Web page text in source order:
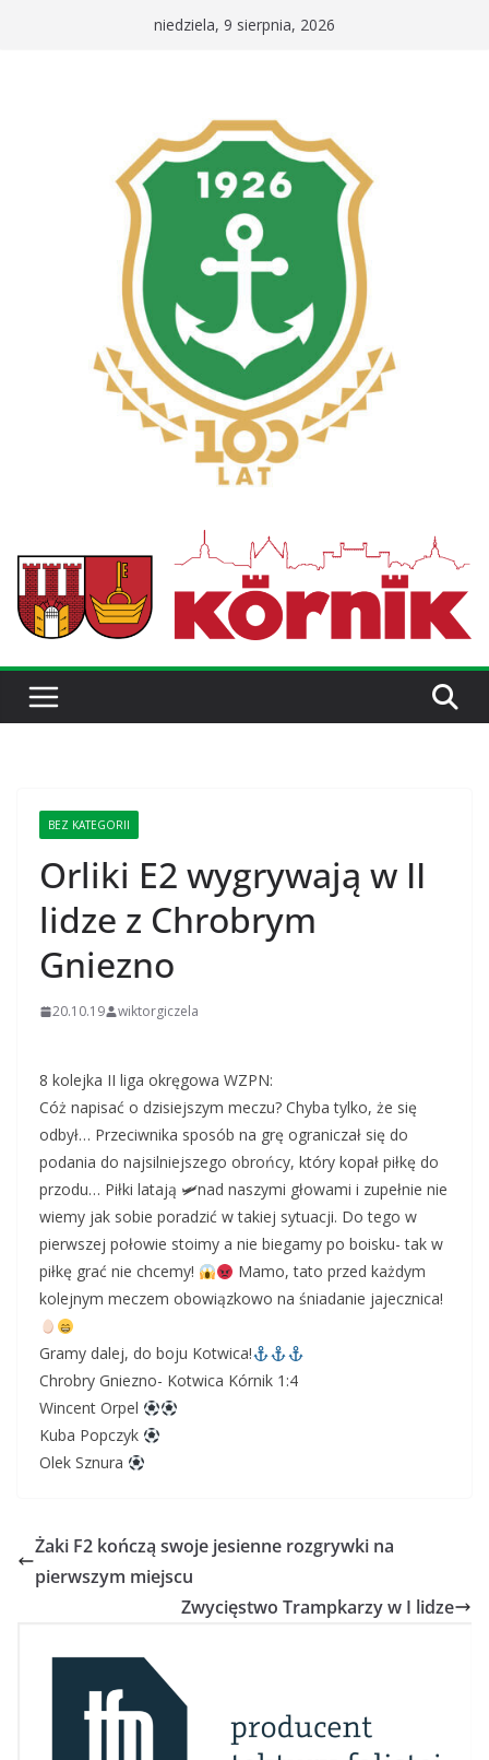
niedziela, 9 sierpnia, 2026
BEZ KATEGORII
Orliki E2 wygrywają w II
lidze z Chrobrym
Gniezno
20.10.19 wiktorgiczela
8 kolejka II liga okręgowa WZPN:
Cóż napisać o dzisiejszym meczu? Chyba tylko, że się
odbył… Przeciwnika sposób na grę ograniczał się do
podania do najsilniejszego obrońcy, który kopał piłkę do
przodu… Piłki latają 🛩nad naszymi głowami i zupełnie nie
wiemy jak sobie poradzić w takiej sytuacji. Do tego w
pierwszej połowie stoimy a nie biegamy po boisku- tak w
piłkę grać nie chcemy!
Mamo, tato przed każdym
kolejnym meczem obowiązkowo na śniadanie jajecznica!
Gramy dalej, do boju Kotwica!
Chrobry Gniezno- Kotwica Kórnik 1:4
Wincent Orpel
Kuba Popczyk
Olek Sznura
Żaki F2 kończą swoje jesienne rozgrywki na
pierwszym miejscu
Zwycięstwo Trampkarzy w I lidze